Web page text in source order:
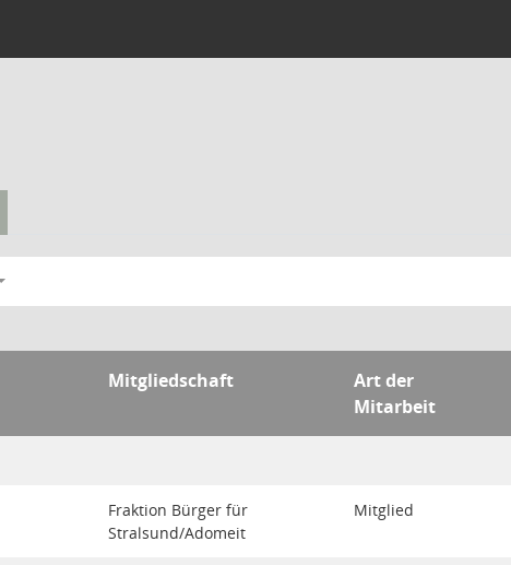
Mitgliedschaft
Art der
Mitarbeit
Fraktion Bürger für
Stralsund/Adomeit
Mitglied